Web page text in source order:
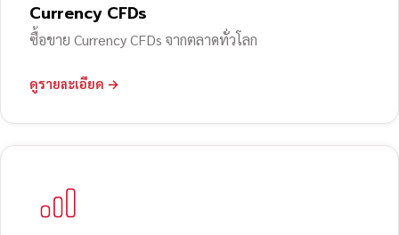
Currency CFDs
ซื้อขาย Currency CFDs จากตลาดทั่วโลก
ดูรายละเอียด →